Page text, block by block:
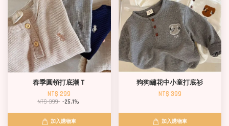
春季圓領打底潮Ｔ
NT$ 299
NT$ 399 -25.1%
加入購物車
狗狗繡花中小童打底衫
NT$ 399
加入購物車